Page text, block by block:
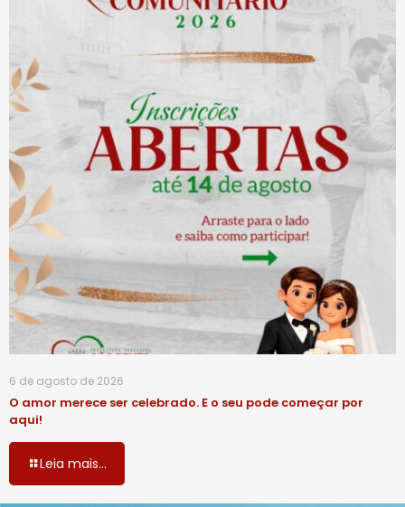
6 de agosto de 2026
O amor merece ser celebrado. E o seu pode começar por
aqui!
Leia mais...